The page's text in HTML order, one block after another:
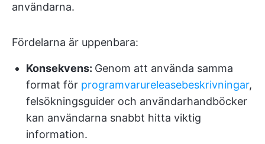
användarna.
Fördelarna är uppenbara:
Konsekvens: Genom att använda samma
format för programvarureleasebeskrivningar,
felsökningsguider och användarhandböcker
kan användarna snabbt hitta viktig
information.